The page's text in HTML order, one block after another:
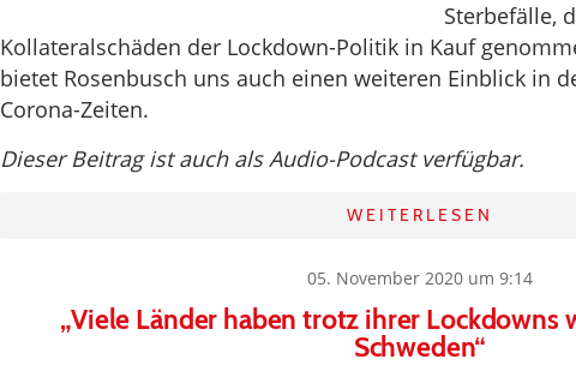
Sterbefälle,
Kollateralschäden der Lockdown-Politik in Kauf
bietet Rosenbusch uns auch einen weiteren Einblick in
Corona-Zeiten.
Dieser Beitrag ist auch als Audio-Podcast verfügbar.
WEITERLESEN
05. November 2020 um 9:14
„Viele Länder haben trotz ihrer Lockdowns
Schweden“